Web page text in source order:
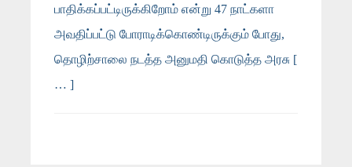
பாதிக்கப்பட்டிருக்கிறோம் என்று 47 நாட்களா
அவதிப்பட்டு போராடிக்கொண்டிருக்கும் போது,
தொழிற்சாலை நடத்த அனுமதி கொடுத்த அரசு [
… ]